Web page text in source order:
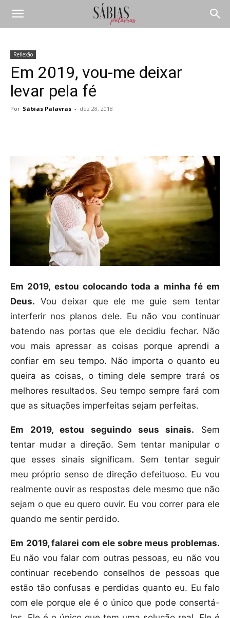
Reflexão
Em 2019, vou-me deixar
levar pela fé
Por Sábias Palavras - dez 28, 2018
Em 2019, estou colocando toda a minha fé em
Deus. Vou deixar que ele me guie sem tentar
interferir nos planos dele. Eu não vou continuar
batendo nas portas que ele decidiu fechar. Não
vou mais apressar as coisas porque aprendi a
confiar em seu tempo. Não importa o quanto eu
queira as coisas, o timing dele sempre trará os
melhores resultados. Seu tempo sempre fará com
que as situações imperfeitas sejam perfeitas.
Em 2019, estou seguindo seus sinais. Sem
tentar mudar a direção. Sem tentar manipular o
que esses sinais significam. Sem tentar seguir
meu próprio senso de direção defeituoso. Eu vou
realmente ouvir as respostas dele mesmo que não
sejam o que eu quero ouvir. Eu vou correr para ele
quando me sentir perdido.
Em 2019, falarei com ele sobre meus problemas.
Eu não vou falar com outras pessoas, eu não vou
continuar recebendo conselhos de pessoas que
estão tão confusas e perdidas quanto eu. Eu falo
com ele porque ele é o único que pode consertá-